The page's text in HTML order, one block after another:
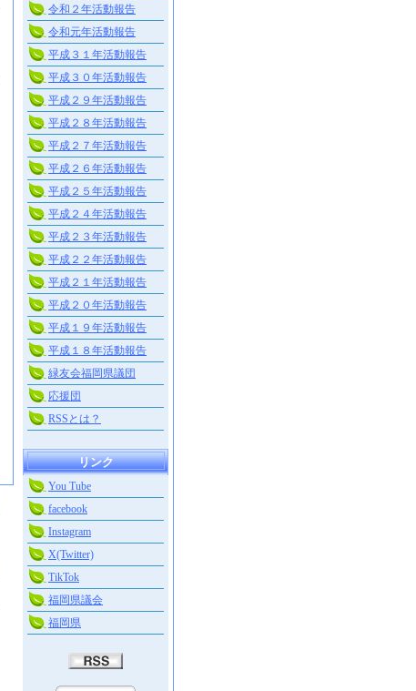
令和２年活動報告
令和元年活動報告
平成３１年活動報告
平成３０年活動報告
平成２９年活動報告
平成２８年活動報告
平成２７年活動報告
平成２６年活動報告
平成２５年活動報告
平成２４年活動報告
平成２３年活動報告
平成２２年活動報告
平成２１年活動報告
平成２０年活動報告
平成１９年活動報告
平成１８年活動報告
緑友会福岡県議団
応援団
RSSとは？
リンク
You Tube
facebook
Instagram
X(Twitter)
TikTok
福岡県議会
福岡県